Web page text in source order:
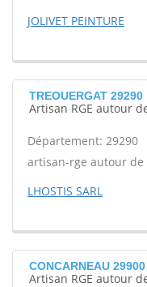
JOLIVET PEINTURE
TREOUERGAT 29290
Artisan RGE autour
Département: 29290
artisan-rge autour de
LHOSTIS SARL
CONCARNEAU 29900
Artisan RGE autour